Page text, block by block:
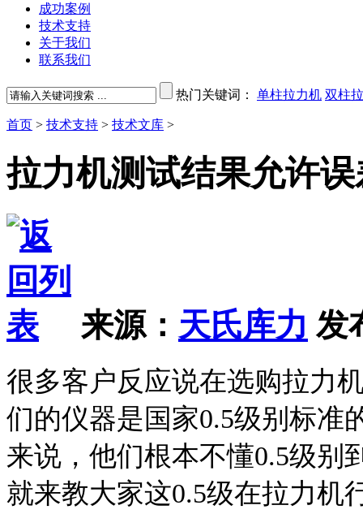
成功案例
技术支持
关于我们
联系我们
热门关键词： 单柱拉力机 双柱
首页 > 技术支持 > 技术文库 >
拉力机测试结果允许
来源： 天氏库力 发
很多客户反应说在选购拉力
们的仪器是国家0.5级别标准
来说，他们根本不懂0.5级别
就来教大家这0.5级在拉力机